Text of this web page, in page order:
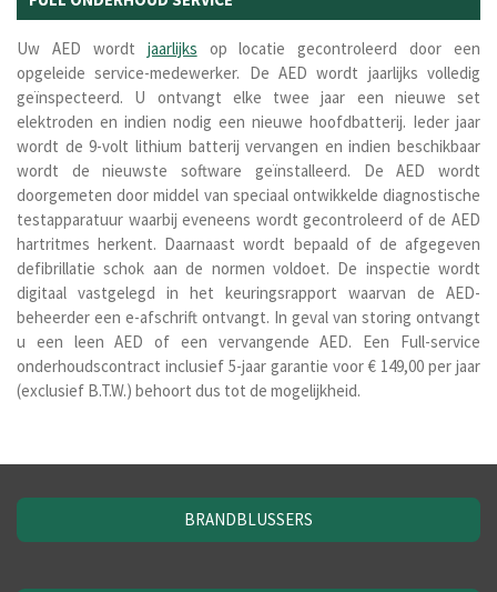
Uw AED wordt jaarlijks op locatie gecontroleerd door een
opgeleide service-medewerker. De AED wordt jaarlijks volledig
geïnspecteerd. U ontvangt elke twee jaar een nieuwe set
elektroden en indien nodig een nieuwe hoofdbatterij. Ieder jaar
wordt de 9-volt lithium batterij vervangen en indien beschikbaar
wordt de nieuwste software geïnstalleerd. De AED wordt
doorgemeten door middel van speciaal ontwikkelde diagnostische
testapparatuur waarbij eveneens wordt gecontroleerd of de AED
hartritmes herkent. Daarnaast wordt bepaald of de afgegeven
defibrillatie schok aan de normen voldoet. De inspectie wordt
digitaal vastgelegd in het keuringsrapport waarvan de AED-
beheerder een e-afschrift ontvangt. In geval van storing ontvangt
u een leen AED of een vervangende AED. Een Full-service
onderhoudscontract inclusief 5-jaar garantie voor € 149,00 per jaar
(exclusief B.T.W.) behoort dus tot de mogelijkheid.
BRANDBLUSSERS